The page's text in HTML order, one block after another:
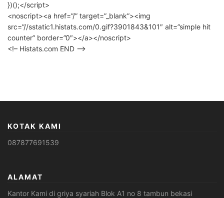
})();</script>
<noscript><a href=”/” target=”_blank”><img
src=”//sstatic1.histats.com/0.gif?3901843&101″ alt=”simple hit
counter” border=”0″></a></noscript>
<!– Histats.com END –>
KOTAK KAMI
087877691539
ALAMAT
Kantor Kami di griya syariah Blok A1 no 8 tambun bekasi